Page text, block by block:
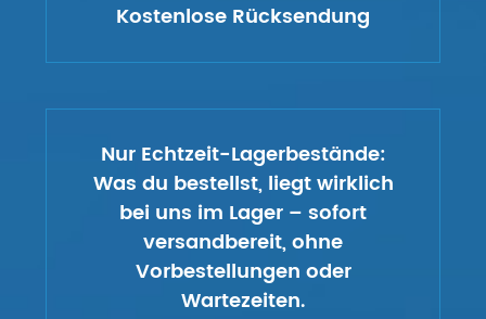
Kostenlose Rücksendung
Nur Echtzeit-Lagerbestände:
Was du bestellst, liegt wirklich
bei uns im Lager – sofort
versandbereit, ohne
Vorbestellungen oder
Wartezeiten.